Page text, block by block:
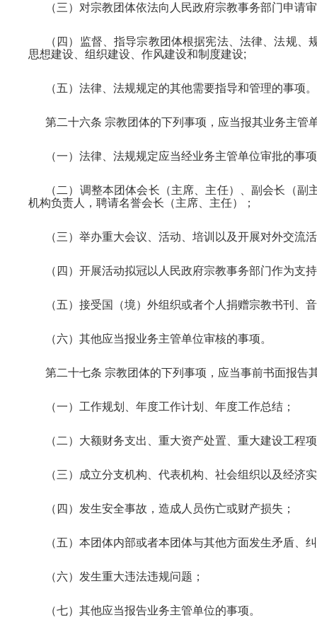
（三）对宗教团体依法向人民政府宗教事务部门申请
（四）监督、指导宗教团体根据宪法、法律、法规
思想建设、组织建设、作风建设和制度建设;
（五）法律、法规规定的其他需要指导和管理的事项。
第二十六条 宗教团体的下列事项，应当报其业务主管
（一）法律、法规规定应当经业务主管单位审批的事
（二）调整本团体会长（主席、主任）、副会长（
机构负责人，聘请名誉会长（主席、主任）；
（三）举办重大会议、活动、培训以及开展对外交流
（四）开展活动拟冠以人民政府宗教事务部门作为支
（五）接受国（境）外组织或者个人捐赠宗教书刊、
（六）其他应当报业务主管单位审核的事项。
第二十七条 宗教团体的下列事项，应当事前书面报告
（一）工作规划、年度工作计划、年度工作总结；
（二）大额财务支出、重大资产处置、重大建设工程
（三）成立分支机构、代表机构、社会组织以及经济
（四）发生安全事故，造成人员伤亡或财产损失；
（五）本团体内部或者本团体与其他方面发生矛盾、
（六）发生重大违法违规问题；
（七）其他应当报告业务主管单位的事项。